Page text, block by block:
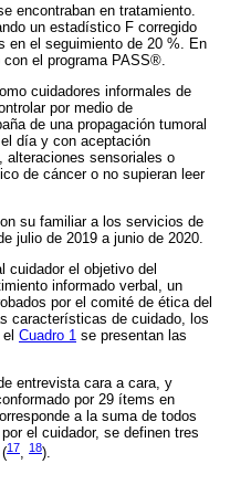
encontraban en tratamiento.
un estadístico F corregido
en el seguimiento de 20 %. En
el programa PASS®.
cuidadores informales de
por medio de
de una propagación tumoral
día y con aceptación
alteraciones sensoriales o
de cáncer o no supieran leer
su familiar a los servicios de
julio de 2019 a junio de 2020.
cuidador el objetivo del
informado verbal, un
por el comité de ética del
características de cuidado, los
Cuadro 1 se presentan las
entrevista cara a cara, y
por 29 ítems en
a la suma de todos
el cuidador, se definen tres
17, 18).